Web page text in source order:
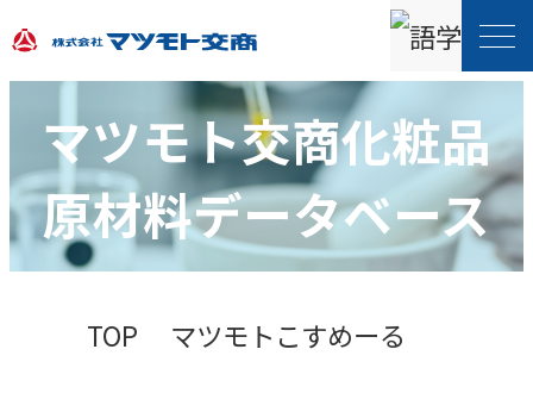
マツモト交商化粧品
原材料データベース
TOP マツモトこすめーる